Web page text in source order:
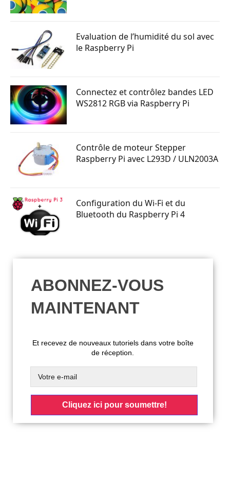
Evaluation de l’humidité du sol avec
le Raspberry Pi
Connectez et contrôlez bandes LED
WS2812 RGB via Raspberry Pi
Contrôle de moteur Stepper
Raspberry Pi avec L293D / ULN2003A
Configuration du Wi-Fi et du
Bluetooth du Raspberry Pi 4
ABONNEZ-VOUS
MAINTENANT
Et recevez de nouveaux tutoriels dans votre boîte
de réception.
Cliquez ici pour soumettre!